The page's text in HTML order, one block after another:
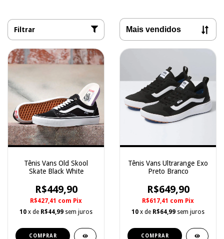
Filtrar
Tênis Vans Old Skool
Skate Black White
R$449,90
R$427,41 com Pix
10 x de R$44,99 sem juros
COMPRAR
Tênis Vans Ultrarange Exo
Preto Branco
R$649,90
R$617,41 com Pix
10 x de R$64,99 sem juros
COMPRAR